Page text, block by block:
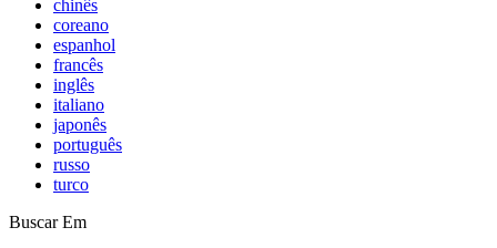
chinês
coreano
espanhol
francês
inglês
italiano
japonês
português
russo
turco
Buscar Em